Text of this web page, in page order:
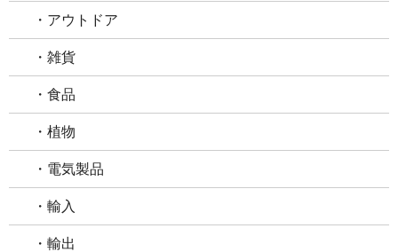
・アウトドア
・雑貨
・食品
・植物
・電気製品
・輸入
・輸出